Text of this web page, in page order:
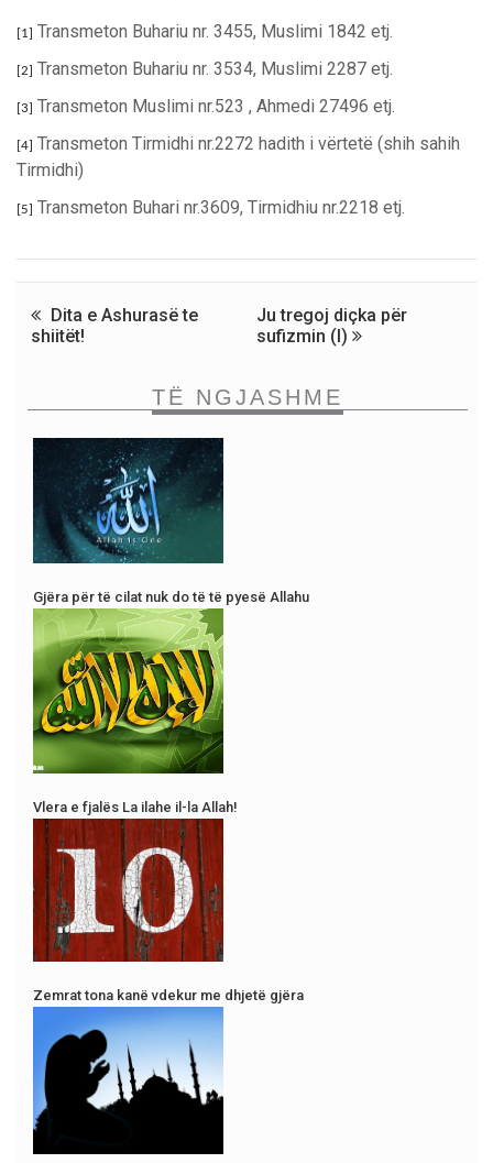
[1] Transmeton Buhariu nr. 3455, Muslimi 1842 etj.
[2] Transmeton Buhariu nr. 3534, Muslimi 2287 etj.
[3] Transmeton Muslimi nr.523 , Ahmedi 27496 etj.
[4]
Transmeton Tirmidhi nr.2272 hadith i vërtetë (shih sahih
Tirmidhi)
[5] Transmeton Buhari nr.3609, Tirmidhiu nr.2218 etj.
Dita e Ashurasë te
shiitët!
Ju tregoj diçka për
sufizmin (I)
TË NGJASHME
Gjëra për të cilat nuk do të të pyesë Allahu
Vlera e fjalës La ilahe il-la Allah!
Zemrat tona kanë vdekur me dhjetë gjëra